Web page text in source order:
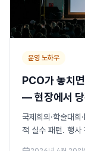
운영 노하우
PCO가 놓치
— 현장에서 당
국제회의·학술대
적 실수 패턴. 행사